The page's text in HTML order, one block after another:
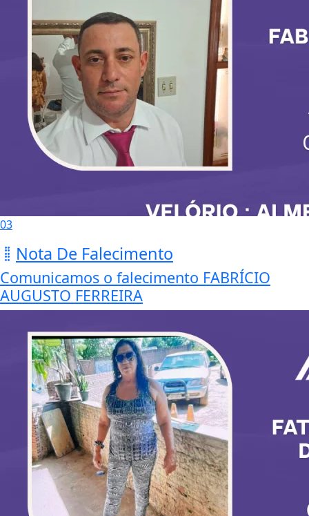
03
Nota De Falecimento
Comunicamos o falecimento FABRÍCIO
AUGUSTO FERREIRA